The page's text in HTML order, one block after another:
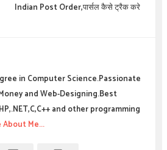
Indian Post Order,पार्सल कैसे ट्रैक करे
in Computer Science.Passionate
and Web-Designing.Best
and other programming
Me...